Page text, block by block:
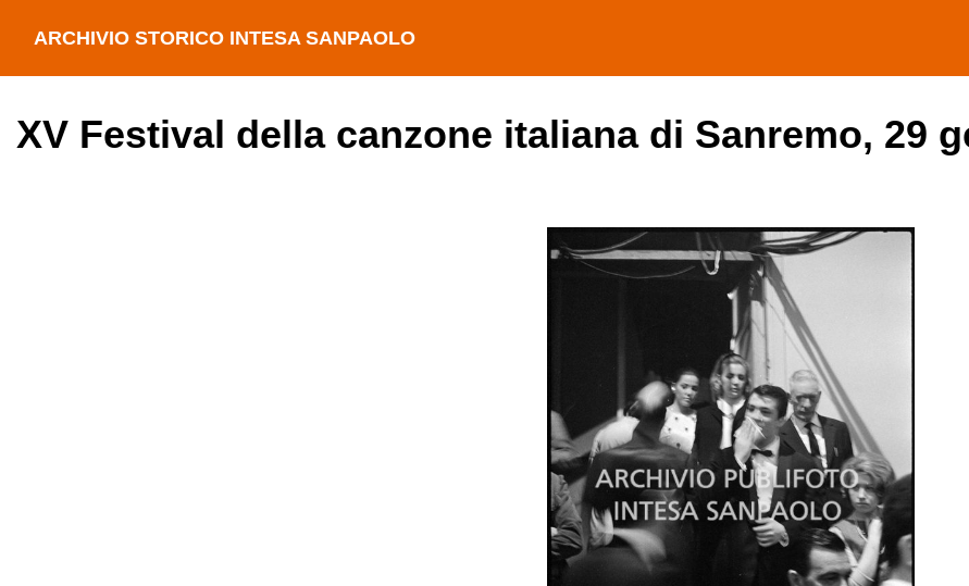
ARCHIVIO STORICO INTESA SANPAOLO
XV Festival della canzone italiana di Sanremo, 29